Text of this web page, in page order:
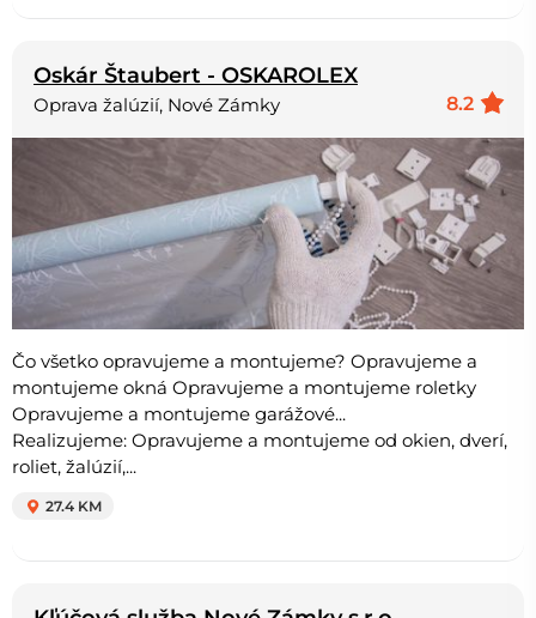
Oskár Štaubert - OSKAROLEX
8.2
Oprava žalúzií, Nové Zámky
Čo všetko opravujeme a montujeme? Opravujeme a
montujeme okná Opravujeme a montujeme roletky
Opravujeme a montujeme garážové...
Realizujeme: Opravujeme a montujeme od okien, dverí,
roliet, žalúzií,...
27.4 KM